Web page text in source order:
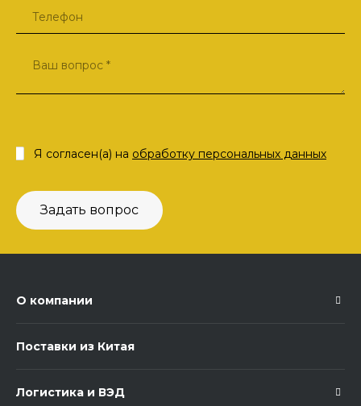
Задать вопрос
Я согласен(а) на обработку персональных данных
О компании
Поставки из Китая
Логистика и ВЭД